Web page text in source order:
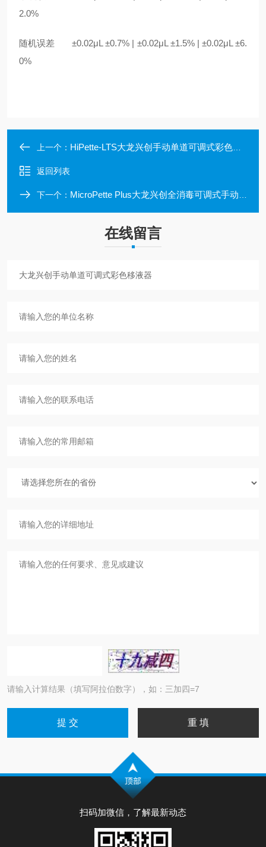
2.0%
随机误差 ±0.02μL ±0.7% | ±0.02μL ±1.5% | ±0.02μL ±6.
0%
上一个： HiPette-LTS大龙兴创手动单道可调式彩色移液器
返回列表
下一个： MicroPette Plus大龙兴创全消毒可调式手动移液器
在线留言
请输入计算结果（填写阿拉伯数字），如：三加四=7
扫码加微信，了解最新动态